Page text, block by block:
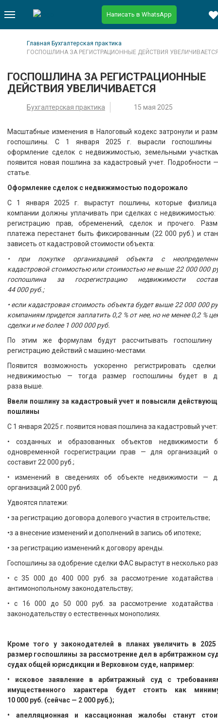
Написать в WhatsApp
Главная Бухгалтерская практика
ГОСПОШЛИНА ЗА РЕГИСТРАЦИОННЫЕ ДЕЙСТВИЯ
ГОСПОШЛИНА ЗА РЕГИСТРАЦИОННЫЕ
ДЕЙСТВИЯ УВЕЛИЧИВАЕТСЯ
Бухгалтерская практика 15 мая 2025
Масштабные изменения в Налоговый кодекс затронули и
госпошлины. С 1 января 2025 г. вырасли госпошлины
оформление сделок с недвижимостью, земельными
появится новая пошлина за кадастровый учет. Подробности
статье.
Оформление сделок с недвижимостью подорожало
С 1 января 2025 г. вырастут пошлины, которые
компании должны уплачивать при сделках с недвижимостью:
регистрацию прав, обременений, сделок и прочего.
платежа перестанет быть фиксированным (22 000 руб.) и
зависеть от кадастровой стоимости объекта:
• при покупке организацией объекта с
кадастровой стоимостью или стоимостью не выше 22 000 000
госпошлина за госрегистрацию недвижимости
44 000 руб.;
• если кадастровая стоимость объекта будет выше 22 000 000
компаниям придется заплатить 0,2 % от нее, но не менее 0,2 %
сделки и не более 1 000 000 руб.
По этим же формулам будут рассчитывать госпошлину
регистрацию действий с машино-местами.
Появится возможность ускоренно регистрировать
недвижимостью — тогда размер госпошлины будет в
раза выше.
Ввели пошлину за кадастровый учет и повысили
пошлины
С 1 января 2025 г. появится новая пошлина за кадастровый учет:
• созданных и образованных объектов недвижимости
одновременной госрегистрации прав — для организаций
составит 22 000 руб.;
• изменений в сведениях об объекте недвижимости —
организаций 2 000 руб.
Удвоятся платежи:
• за регистрацию договора долевого участия в строительстве;
•з а внесение изменений и дополнений в запись об ипотеке;
• за регистрацию изменений к договору аренды.
Госпошлины за одобрение сделки ФАС вырастут в несколько
• с 35 000 до 400 000 руб. за рассмотрение ходатайства
антимонопольному законодательству;
• с 16 000 до 50 000 руб. за рассмотрение ходатайства
законодательству о естественных монополиях.
Кроме того у законодателей в планах увеличить в 2025
размер госпошлины за рассмотрение дел в арбитражном
судах общей юрисдикции и Верховном суде, например:
• исковое заявление в арбитражный суд с
имущественного характера будет стоить как
10 000 руб. (сейчас — 2 000 руб.);
• апелляционная и кассационная жалобы станут